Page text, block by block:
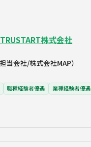
株式会社
当会社/株式会社MAP）
職種経験者優遇 業種経験者優遇